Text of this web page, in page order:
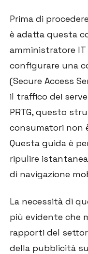
Prima di
è adatta questa
amministratore IT
configurare una
(Secure Access
il traffico dei
PRTG, questo
consumatori non
Questa guida è
ripulire
di navigazione
La necessità di
più evidente che
rapporti del
della pubblicità